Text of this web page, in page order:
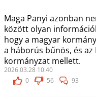
Maga Panyi azonban
között olyan
hogy a magyar
a háborús bűnös, és
kormányzat mellett.
2026.03.28 10:40
0
56 93